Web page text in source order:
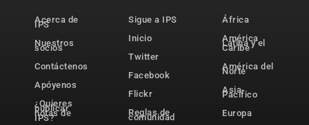
Acerca de
IPS
Nuestros
socios
Contáctenos
Apóyenos
¿Quieres
publicar
notas de
IPS?
Sigue a IPS
Inicio
Twitter
Facebook
Flickr
Reglas de
comunidad
África
América
Latina y el
Caribe
América del
Norte
Asia-
Pacífico
Europa